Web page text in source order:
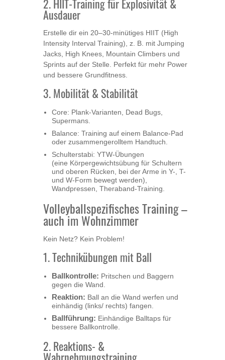
2. HIIT-Training für Explosivität &
Ausdauer
Erstelle dir ein 20–30-minütiges HIIT (High
Intensity Interval Training), z. B. mit Jumping
Jacks, High Knees, Mountain Climbers und
Sprints auf der Stelle. Perfekt für mehr Power
und bessere Grundfitness.
3. Mobilität & Stabilität
Core: Plank-Varianten, Dead Bugs,
Supermans.
Balance: Training auf einem Balance-Pad
oder zusammengerolltem Handtuch.
Schulterstabi: YTW-Übungen
(eine Körpergewichtsübung für Schultern
und oberen Rücken, bei der Arme in Y-, T-
und W-Form bewegt werden),
Wandpressen, Theraband-Training.
Volleyballspezifisches Training –
auch im Wohnzimmer
Kein Netz? Kein Problem!
1. Technikübungen mit Ball
Ballkontrolle: Pritschen und Baggern
gegen die Wand.
Reaktion: Ball an die Wand werfen und
einhändig (links/ rechts) fangen.
Ballführung: Einhändige Balltaps für
bessere Ballkontrolle.
2. Reaktions- &